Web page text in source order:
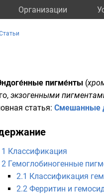
Организации
пигме́нты (
экзогенными
статья: Смешанные
1 Классификация
2 Гемоглобиногенные
2.1 Классификация
2.2 Ферритин и